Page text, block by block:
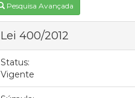
Pesquisa Avançada
Lei 400/2012
Status:
Vigente